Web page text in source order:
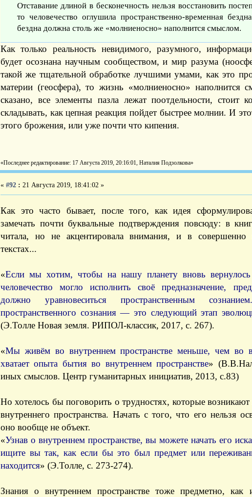
Отставание длиной в бесконечность нельзя восстановить
то человечество оглушила пространственно-временная
бездна должна столь же «молниеносно» наполнится смыслом.
Как только реальность невидимого, разумного,
будет осознана научным сообществом, и мир разума
такой же тщательной обработке лучшими умами, как это
материи (геосфера), то жизнь «молниеносно» наполнится
сказано, все элементы пазла лежат поотдельности, стоит
складывать, как цепная реакция пойдет быстрее молнии. И
этого брожения, или уже почти что кипения.
«Последнее редактирование: 17 Августа 2019, 20:16:01, Наталия Подзолкова»
« #92 : 21 Августа 2019, 18:41:02 »
Как это часто бывает, после того, как идея
замечать почти буквальные подтверждения повсюду: в
читала, но не акцентировала внимания, и в
текстах...
«Если мы хотим, чтобы на нашу планету вновь
человечество могло исполнить своё предназначение,
должно уравновеситься пространственным
пространственного сознания — это следующий этап
(Э.Толле Новая земля. РИПОЛ-классик, 2017, с. 267).
«Мы живём во внутреннем пространстве меньше, чем во
хватает опыта бытия во внутреннем пространстве»
иных смыслов. Центр гуманитарных инициатив, 2013, с.83)
Но хотелось бы поговорить о трудностях, которые
внутреннего пространства. Начать с того, что его нельзя
оно вообще не объект.
«Узнав о внутреннем пространстве, вы можете начать его
ищите вы так, как если бы это был предмет или
находится» (Э.Толле, с. 273-274).
Знания о внутреннем пространстве тоже предметно,